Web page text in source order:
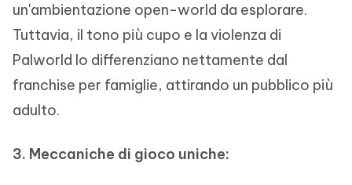
un'ambientazione open-world da esplorare.
Tuttavia, il tono più cupo e la violenza di
Palworld lo differenziano nettamente dal
franchise per famiglie, attirando un pubblico più
adulto.
3. Meccaniche di gioco uniche: